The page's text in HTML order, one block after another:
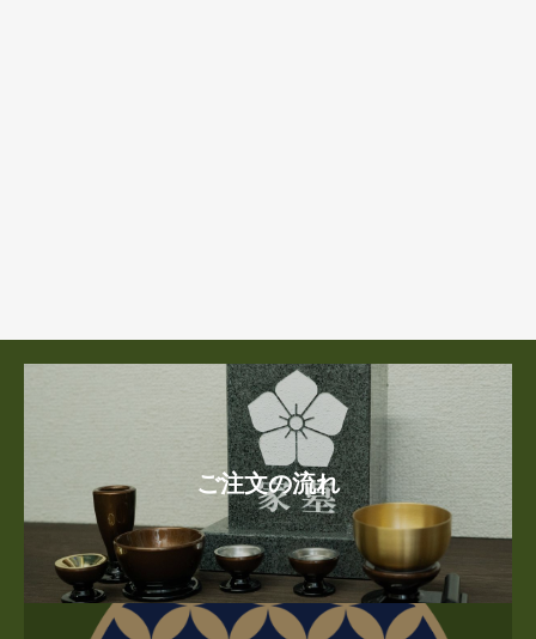
ご注文の流れ